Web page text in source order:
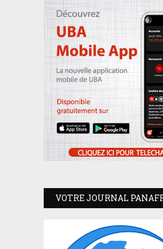
VOTRE JOURNAL